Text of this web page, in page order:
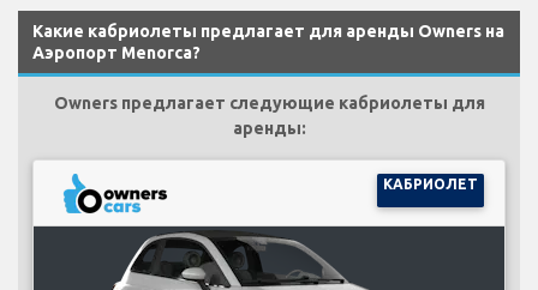
Какие кабриолеты предлагает для аренды Owners на
Аэропорт Menorca?
Owners предлагает следующие кабриолеты для
аренды:
КАБРИОЛЕТ